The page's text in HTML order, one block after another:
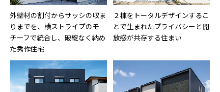
外壁材の割付からサッシの収ま
りまでを、横ストライプのモ
チーフで統合し、破綻なく納め
た秀作住宅
２棟をトータルデザインするこ
とで生まれたプライバシーと開
放感が共存する住まい